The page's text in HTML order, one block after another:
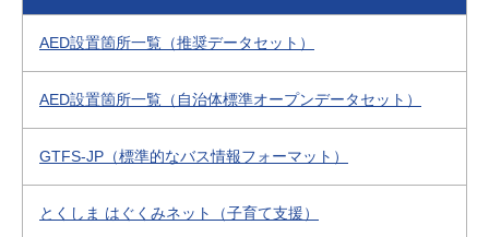
AED設置箇所一覧（推奨データセット）
AED設置箇所一覧（自治体標準オープンデータセット）
GTFS-JP（標準的なバス情報フォーマット）
とくしま はぐくみネット（子育て支援）